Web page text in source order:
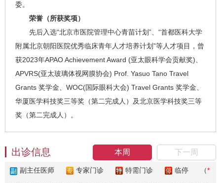
委。
荣誉（所获奖项）
先后入选“北京市医院管理中心青苗计划”、“首都医科大学
附属北京朝阳医院优秀临床青年人才培养计划”等人才项目，曾
获2023年APAO Achievement Award (亚太眼科学会贡献奖)、
APVRS(亚太玻璃体视网膜协会) Prof. Yasuo Tano Travel
Grants 奖学金、WOC(国际眼科大会) Travel Grants 奖学金、
华厦医学科技奖三等奖（第二完成人）及北京医学科技奖三等
奖（第二完成人）。
本周 下一周
出诊信息
副主任医师 专家门诊 特需门诊 临停 （*